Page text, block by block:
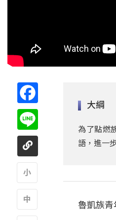
大綱
為了點燃
語，進一
魯凱族